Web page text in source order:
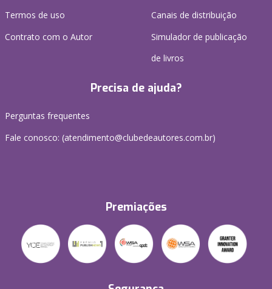
Termos de uso
Contrato com o Autor
Canais de distribuição
Simulador de publicação
de livros
Precisa de ajuda?
Perguntas frequentes
Fale conosco: (atendimento@clubedeautores.com.br)
Premiações